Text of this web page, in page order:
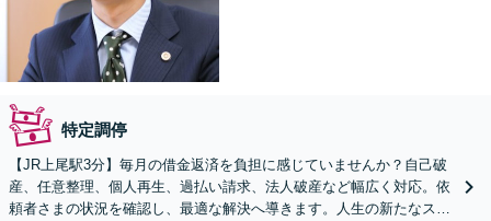
特定調停
【JR上尾駅3分】毎月の借金返済を負担に感じていませんか？自己破
産、任意整理、個人再生、過払い請求、法人破産など幅広く対応。依
頼者さまの状況を確認し、最適な解決へ導きます。人生の新たなスタ